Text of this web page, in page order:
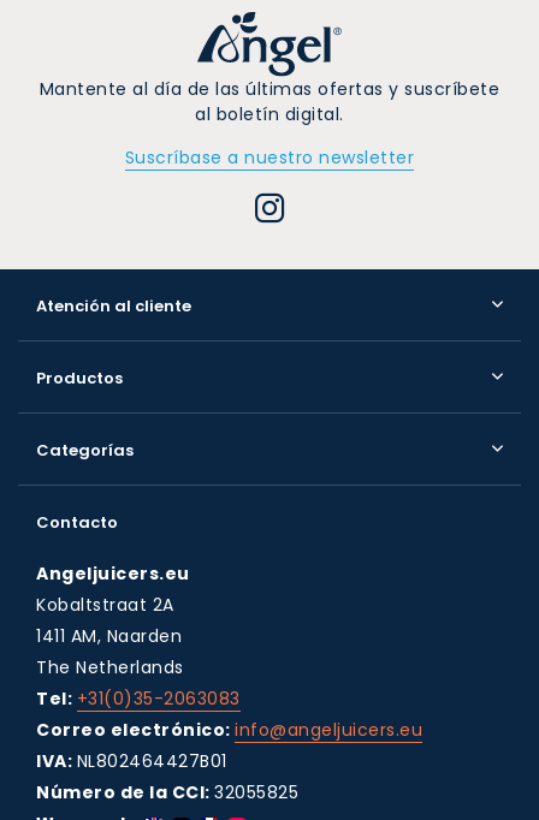
Mantente al día de las últimas ofertas y suscríbete
al boletín digital.
Suscríbase a nuestro newsletter
Atención al cliente
Productos
Categorías
Contacto
Angeljuicers.eu
Kobaltstraat 2A
1411 AM, Naarden
The Netherlands
Tel: +31(0)35-2063083
Correo electrónico: info@angeljuicers.eu
IVA: NL802464427B01
Número de la CCI: 32055825